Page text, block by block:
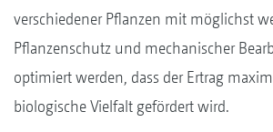
verschiedener Pflanzen mit möglichst
Pflanzenschutz und mechanischer
optimiert werden, dass der Ertrag
biologische Vielfalt gefördert wird.